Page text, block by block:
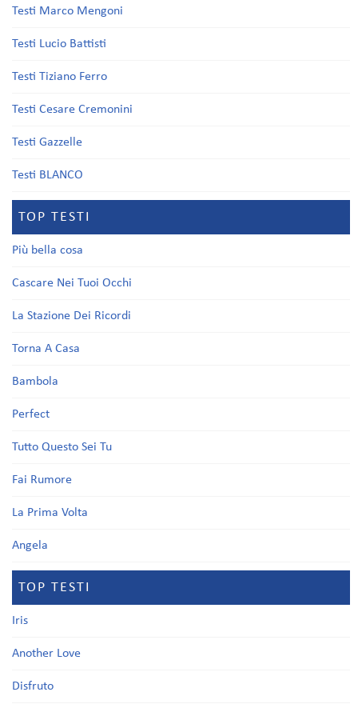
Testi Marco Mengoni
Testi Lucio Battisti
Testi Tiziano Ferro
Testi Cesare Cremonini
Testi Gazzelle
Testi BLANCO
TOP TESTI
Più bella cosa
Cascare Nei Tuoi Occhi
La Stazione Dei Ricordi
Torna A Casa
Bambola
Perfect
Tutto Questo Sei Tu
Fai Rumore
La Prima Volta
Angela
TOP TESTI
Iris
Another Love
Disfruto